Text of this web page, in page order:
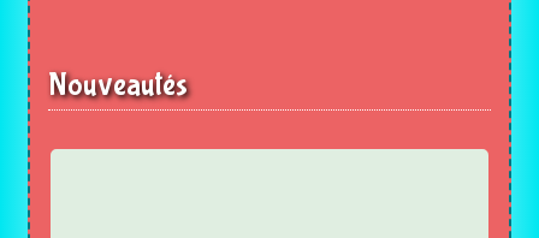
Nouveautés